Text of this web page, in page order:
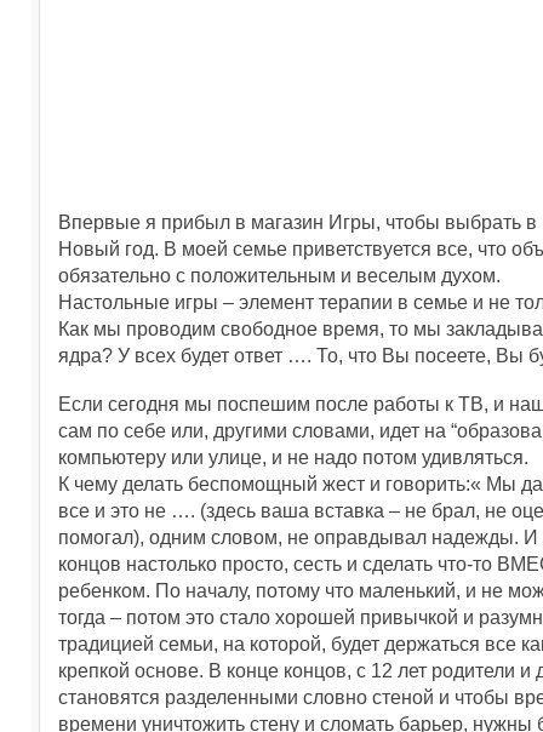
Впервые я прибыл в магазин Игры, чтобы выбрать в
Новый год. В моей семье приветствуется все, что
обязательно с положительным и веселым духом.
Настольные игры – элемент терапии в семье и не
Как мы проводим свободное время, то мы
ядра? У всех будет ответ …. То, что Вы посеете, Вы
Если сегодня мы поспешим после работы к ТВ, и
сам по себе или, другими словами, идет на
компьютеру или улице, и не надо потом удивляться.
К чему делать беспомощный жест и говорить:« Мы
все и это не …. (здесь ваша вставка – не брал, не
помогал), одним словом, не оправдывал надежды. И
концов настолько просто, сесть и сделать что-то
ребенком. По началу, потому что маленький, и не
тогда – потом это стало хорошей привычкой и
традицией семьи, на которой, будет держаться все
крепкой основе. В конце концов, с 12 лет родители и
становятся разделенными словно стеной и чтобы
времени уничтожить стену и сломать барьер, нужны